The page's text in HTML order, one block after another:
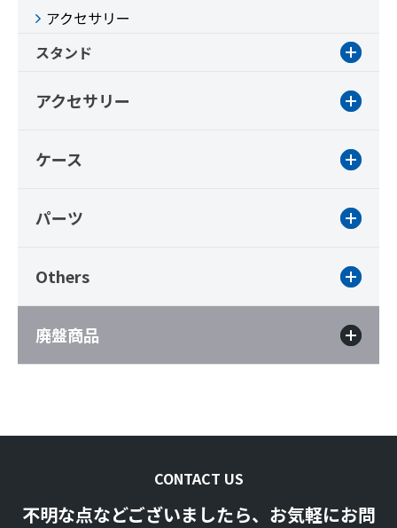
アクセサリー
スタンド
アクセサリー
ケース
パーツ
Others
廃盤商品
CONTACT US
不明な点などございましたら、お気軽にお問